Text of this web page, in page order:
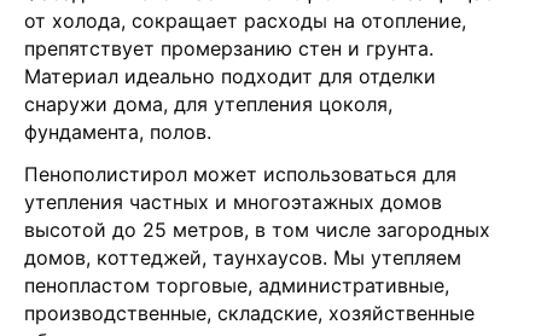
от холода, сокращает расходы на отопление,
препятствует промерзанию стен и грунта.
Материал идеально подходит для отделки
снаружи дома, для утепления цоколя,
фундамента, полов.
Пенополистирол может использоваться для
утепления частных и многоэтажных домов
высотой до 25 метров, в том числе загородных
домов, коттеджей, таунхаусов. Мы утепляем
пенопластом торговые, административные,
производственные, складские, хозяйственные